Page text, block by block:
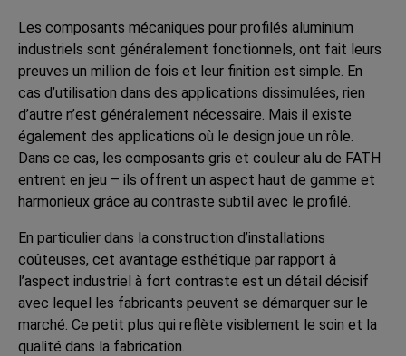
Les composants mécaniques pour profilés aluminium
industriels sont généralement fonctionnels, ont fait leurs
preuves un million de fois et leur finition est simple. En
cas d’utilisation dans des applications dissimulées, rien
d’autre n’est généralement nécessaire. Mais il existe
également des applications où le design joue un rôle.
Dans ce cas, les composants gris et couleur alu de FATH
entrent en jeu – ils offrent un aspect haut de gamme et
harmonieux grâce au contraste subtil avec le profilé.
En particulier dans la construction d’installations
coûteuses, cet avantage esthétique par rapport à
l’aspect industriel à fort contraste est un détail décisif
avec lequel les fabricants peuvent se démarquer sur le
marché. Ce petit plus qui reflète visiblement le soin et la
qualité dans la fabrication.